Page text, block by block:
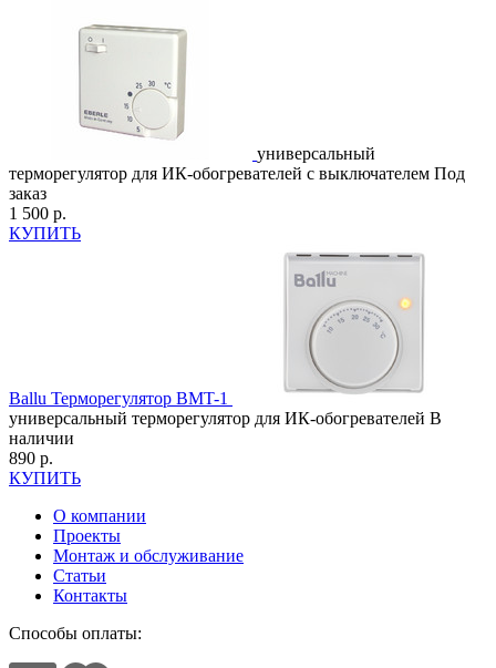
универсальный
терморегулятор для ИК-обогревателей с выключателем Под
заказ
1 500 р.
КУПИТЬ
Ballu Терморегулятор BMT-1
универсальный терморегулятор для ИК-обогревателей В
наличии
890 р.
КУПИТЬ
О компании
Проекты
Монтаж и обслуживание
Статьи
Контакты
Способы оплаты: